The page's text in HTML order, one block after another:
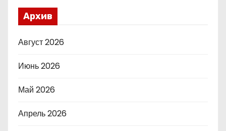
Архив
Август 2026
Июнь 2026
Май 2026
Апрель 2026